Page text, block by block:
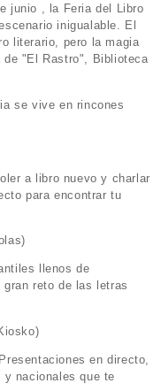
junio , la Feria del Libro
inigualable. El
literario, pero la magia
de "El Rastro", Biblioteca
se vive en rincones
a libro nuevo y charlar
para encontrar tu
llenos de
reto de las letras
en directo,
nacionales que te